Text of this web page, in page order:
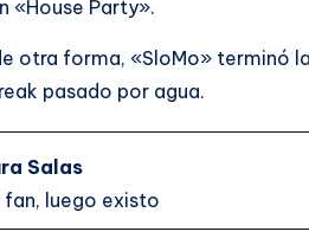
«House Party».
otra forma, «SloMo» terminó
pasado por agua.
Salas
fan, luego existo